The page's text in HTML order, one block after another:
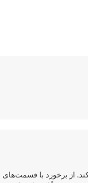
از برخورد با قسمت‌های